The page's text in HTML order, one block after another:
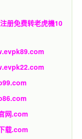
册免费转老虎機10
网.com
载.com